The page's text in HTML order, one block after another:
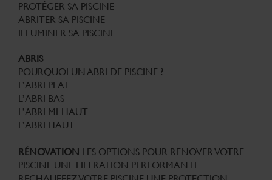
PROTÉGER SA PISCINE
ABRITER SA PISCINE
ILLUMINER SA PISCINE
ABRIS
POURQUOI UN ABRI DE PISCINE ?
L’ABRI PLAT
L’ABRI BAS
L’ABRI MI-HAUT
L’ABRI HAUT
RÉNOVATION LES OPTIONS POUR RENOVER VOTRE
PISCINE UNE FILTRATION PERFORMANTE